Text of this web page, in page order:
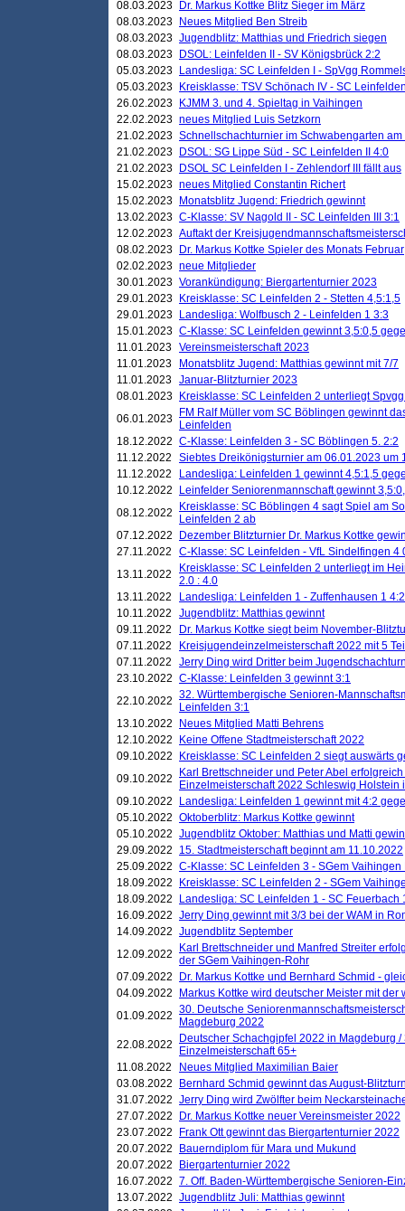
08.03.2023
Dr. Markus Kottke Blitz Sieger im März
08.03.2023
Neues Mitglied Ben Streib
08.03.2023 Jugendblitz: Matthias und Friedrich siegen
08.03.2023
DSOL: Leinfelden II - SV Königsbrück 2:2
05.03.2023
Landesliga: SC Leinfelden I - SpVgg
05.03.2023
Kreisklasse: TSV Schönach IV - SC
26.02.2023
KJMM 3. und 4. Spieltag in Vaihingen
22.02.2023 neues Mitglied Luis Setzkorn
21.02.2023 Schnellschachturnier im Schwabengarten
21.02.2023
DSOL: SG Lippe Süd - SC Leinfelden II 4:0
21.02.2023
DSOL SC Leinfelden I - Zehlendorf III fällt aus
15.02.2023 neues Mitglied Constantin Richert
15.02.2023
Monatsblitz Jugend: Friedrich gewinnt
13.02.2023 C-Klasse: SV Nagold II - SC Leinfelden III 3:1
12.02.2023 Auftakt der
08.02.2023
Dr. Markus Kottke Spieler des Monats Februar
02.02.2023 neue Mitglieder
30.01.2023 Vorankündigung: Biergartenturnier 2023
29.01.2023
Kreisklasse: SC Leinfelden 2 - Stetten 4,5:1,5
29.01.2023
Landesliga: Wolfbusch 2 - Leinfelden 1 3:3
15.01.2023 C-Klasse: SC Leinfelden gewinnt 3,5:0,5
11.01.2023 Vereinsmeisterschaft 2023
11.01.2023
Monatsblitz Jugend: Matthias gewinnt mit 7/7
11.01.2023 Januar-Blitzturnier 2023
08.01.2023
Kreisklasse: SC Leinfelden 2 unterliegt
06.01.2023
FM Ralf Müller vom SC Böblingen gewinnt
Leinfelden
18.12.2022 C-Klasse: Leinfelden 3 - SC Böblingen 5. 2:2
11.12.2022
Siebtes Dreikönigsturnier am 06.01.2023 um
11.12.2022
Landesliga: Leinfelden 1 gewinnt 4,5:1,5
10.12.2022
Leinfelder Seniorenmannschaft gewinnt
08.12.2022
Kreisklasse: SC Böblingen 4 sagt Spiel am
Leinfelden 2 ab
07.12.2022
Dezember Blitzturnier Dr. Markus Kottke
27.11.2022
C-Klasse: SC Leinfelden - VfL Sindelfingen 4
13.11.2022
Kreisklasse: SC Leinfelden 2 unterliegt im
2.0 : 4.0
13.11.2022
Landesliga: Leinfelden 1 - Zuffenhausen 1 4:2
10.11.2022
Jugendblitz: Matthias gewinnt
09.11.2022
Dr. Markus Kottke siegt beim November-
07.11.2022
Kreisjugendeinzelmeisterschaft 2022 mit 5
07.11.2022
Jerry Ding wird Dritter beim
23.10.2022 C-Klasse: Leinfelden 3 gewinnt 3:1
22.10.2022 32. Württembergische Senioren-
Leinfelden 3:1
13.10.2022
Neues Mitglied Matti Behrens
12.10.2022
Keine Offene Stadtmeisterschaft 2022
09.10.2022
Kreisklasse: SC Leinfelden 2 siegt auswärts
09.10.2022
Karl Brettschneider und Peter Abel
Einzelmeisterschaft 2022 Schleswig Holstein
09.10.2022
Landesliga: Leinfelden 1 gewinnt mit 4:2
05.10.2022 Oktoberblitz: Markus Kottke gewinnt
05.10.2022 Jugendblitz Oktober: Matthias und Matti
29.09.2022
15. Stadtmeisterschaft beginnt am 11.10.2022
25.09.2022 C-Klasse: SC Leinfelden 3 - SGem Vaihingen
18.09.2022
Kreisklasse: SC Leinfelden 2 - SGem
18.09.2022
Landesliga: SC Leinfelden 1 - SC Feuerbach
16.09.2022 Jerry Ding gewinnt mit 3/3 bei der WAM in
14.09.2022 Jugendblitz September
12.09.2022
Karl Brettschneider und Manfred Streiter
der SGem Vaihingen-Rohr
07.09.2022
Dr. Markus Kottke und Bernhard Schmid -
04.09.2022
Markus Kottke wird deutscher Meister mit
01.09.2022 30. Deutsche
Magdeburg 2022
22.08.2022
Deutscher Schachgipfel 2022 in Magdeburg
Einzelmeisterschaft 65+
11.08.2022
Neues Mitglied Maximilian Baier
03.08.2022
Bernhard Schmid gewinnt das August-
31.07.2022 Jerry Ding wird Zwölfter beim
27.07.2022
Dr. Markus Kottke neuer Vereinsmeister 2022
23.07.2022
Frank Ott gewinnt das Biergartenturnier 2022
20.07.2022
Bauerndiplom für Mara und Mukund
20.07.2022
Biergartenturnier 2022
16.07.2022 7. Off. Baden-Württembergische Senioren-
13.07.2022 Jugendblitz Juli: Matthias gewinnt